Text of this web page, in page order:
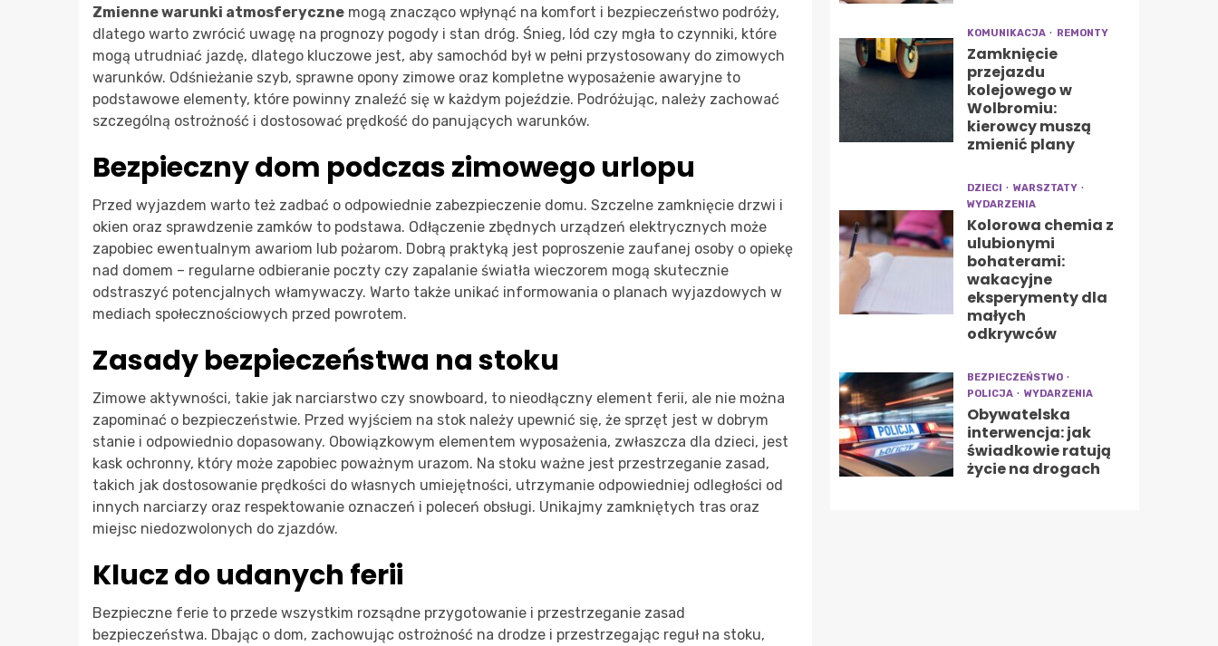
Zmienne warunki atmosferyczne mogą znacząco wpłynąć na komfort i bezpieczeństwo podróży,
dlatego warto zwrócić uwagę na prognozy pogody i stan dróg. Śnieg, lód czy mgła to czynniki, które
mogą utrudniać jazdę, dlatego kluczowe jest, aby samochód był w pełni przystosowany do zimowych
warunków. Odśnieżanie szyb, sprawne opony zimowe oraz kompletne wyposażenie awaryjne to
podstawowe elementy, które powinny znaleźć się w każdym pojeździe. Podróżując, należy zachować
szczególną ostrożność i dostosować prędkość do panujących warunków.
Bezpieczny dom podczas zimowego urlopu
Przed wyjazdem warto też zadbać o odpowiednie zabezpieczenie domu. Szczelne zamknięcie drzwi i
okien oraz sprawdzenie zamków to podstawa. Odłączenie zbędnych urządzeń elektrycznych może
zapobiec ewentualnym awariom lub pożarom. Dobrą praktyką jest poproszenie zaufanej osoby o opiekę
nad domem – regularne odbieranie poczty czy zapalanie światła wieczorem mogą skutecznie
odstraszyć potencjalnych włamywaczy. Warto także unikać informowania o planach wyjazdowych w
mediach społecznościowych przed powrotem.
Zasady bezpieczeństwa na stoku
Zimowe aktywności, takie jak narciarstwo czy snowboard, to nieodłączny element ferii, ale nie można
zapominać o bezpieczeństwie. Przed wyjściem na stok należy upewnić się, że sprzęt jest w dobrym
stanie i odpowiednio dopasowany. Obowiązkowym elementem wyposażenia, zwłaszcza dla dzieci, jest
kask ochronny, który może zapobiec poważnym urazom. Na stoku ważne jest przestrzeganie zasad,
takich jak dostosowanie prędkości do własnych umiejętności, utrzymanie odpowiedniej odległości od
innych narciarzy oraz respektowanie oznaczeń i poleceń obsługi. Unikajmy zamkniętych tras oraz
miejsc niedozwolonych do zjazdów.
Klucz do udanych ferii
Bezpieczne ferie to przede wszystkim rozsądne przygotowanie i przestrzeganie zasad
bezpieczeństwa. Dbając o dom, zachowując ostrożność na drodze i przestrzegając reguł na stoku,
KOMUNIKACJA REMONTY
Zamknięcie
przejazdu
kolejowego w
Wolbromiu:
kierowcy muszą
zmienić plany
DZIECI
WARSZTATY
WYDARZENIA
Kolorowa chemia z
ulubionymi
bohaterami:
wakacyjne
eksperymenty dla
małych
odkrywców
BEZPIECZEŃSTWO
POLICJA
WYDARZENIA
Obywatelska
interwencja: jak
świadkowie ratują
życie na drogach